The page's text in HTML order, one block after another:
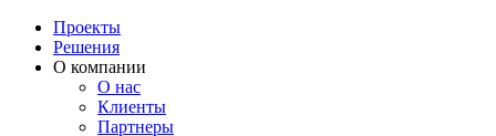
Проекты
Решения
О компании
О нас
Клиенты
Партнеры